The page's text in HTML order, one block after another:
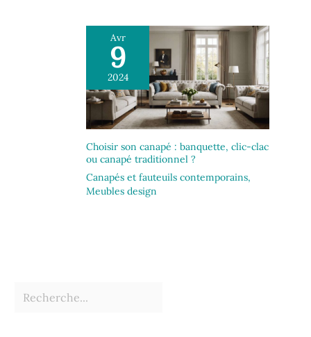
Avr
9
2024
Choisir son canapé : banquette, clic-clac
ou canapé traditionnel ?
Canapés et fauteuils contemporains,
Meubles design